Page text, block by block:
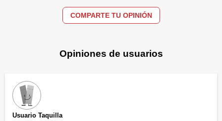
COMPARTE TU OPINIÓN
Opiniones de usuarios
Usuario Taquilla